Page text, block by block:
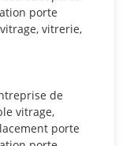
porte
, vitrerie,
de
vitrage,
porte